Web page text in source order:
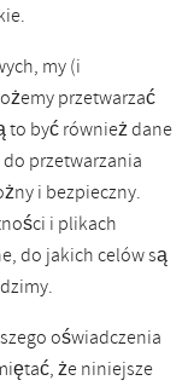
my (i
przetwarzać
to być również dane
przetwarzania
i bezpieczny.
i plikach
do jakich celów są
oświadczenia
że niniejsze